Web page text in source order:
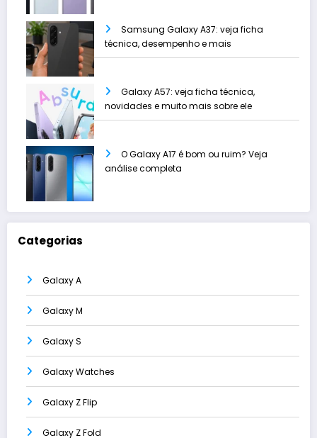
Samsung Galaxy A37: veja ficha
técnica, desempenho e mais
Galaxy A57: veja ficha técnica,
novidades e muito mais sobre ele
O Galaxy A17 é bom ou ruim? Veja
análise completa
Categorias
Galaxy A
Galaxy M
Galaxy S
Galaxy Watches
Galaxy Z Flip
Galaxy Z Fold